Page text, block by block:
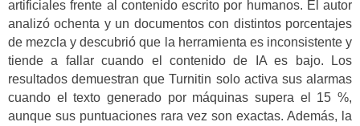
artificiales frente al contenido escrito por humanos. El autor
analizó ochenta y un documentos con distintos porcentajes
de mezcla y descubrió que la herramienta es inconsistente y
tiende a fallar cuando el contenido de IA es bajo. Los
resultados demuestran que Turnitin solo activa sus alarmas
cuando el texto generado por máquinas supera el 15 %,
aunque sus puntuaciones rara vez son exactas. Además, la